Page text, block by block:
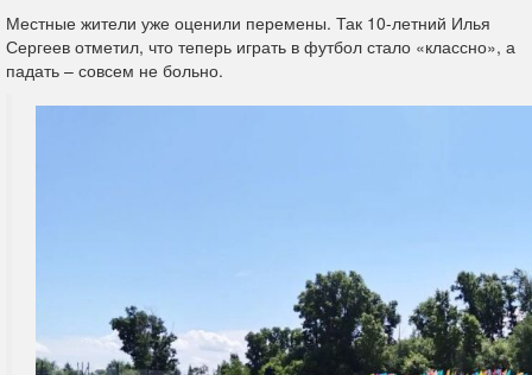
Местные жители уже оценили перемены. Так 10-летний Илья
Сергеев отметил, что теперь играть в футбол стало «классно», а
падать – совсем не больно.